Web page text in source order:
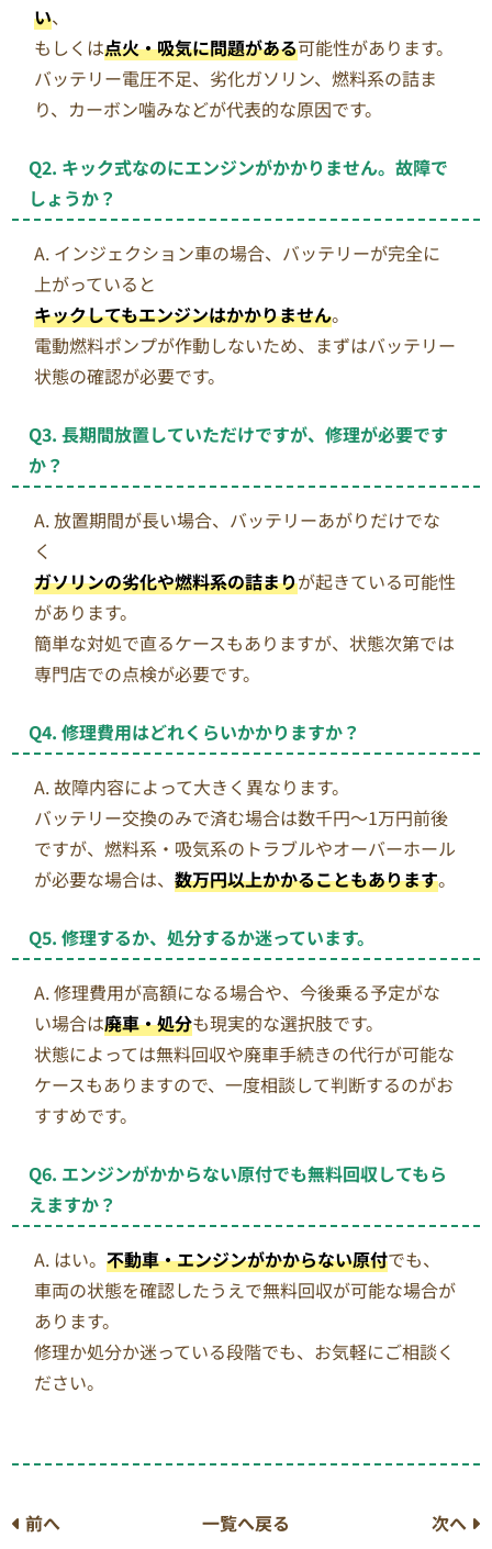
い、
もしくは点火・吸気に問題がある可能性があります。
バッテリー電圧不足、劣化ガソリン、燃料系の詰ま
り、カーボン噛みなどが代表的な原因です。
Q2. キック式なのにエンジンがかかりません。故障で
しょうか？
A. インジェクション車の場合、バッテリーが完全に
上がっていると
キックしてもエンジンはかかりません。
電動燃料ポンプが作動しないため、まずはバッテリー
状態の確認が必要です。
Q3. 長期間放置していただけですが、修理が必要です
か？
A. 放置期間が長い場合、バッテリーあがりだけでな
く
ガソリンの劣化や燃料系の詰まりが起きている可能性
があります。
簡単な対処で直るケースもありますが、状態次第では
専門店での点検が必要です。
Q4. 修理費用はどれくらいかかりますか？
A. 故障内容によって大きく異なります。
バッテリー交換のみで済む場合は数千円〜1万円前後
ですが、燃料系・吸気系のトラブルやオーバーホール
が必要な場合は、数万円以上かかることもあります。
Q5. 修理するか、処分するか迷っています。
A. 修理費用が高額になる場合や、今後乗る予定がな
い場合は廃車・処分も現実的な選択肢です。
状態によっては無料回収や廃車手続きの代行が可能な
ケースもありますので、一度相談して判断するのがお
すすめです。
Q6. エンジンがかからない原付でも無料回収してもら
えますか？
A. はい。不動車・エンジンがかからない原付でも、
車両の状態を確認したうえで無料回収が可能な場合が
あります。
修理か処分か迷っている段階でも、お気軽にご相談く
ださい。
前へ 一覧へ戻る 次へ